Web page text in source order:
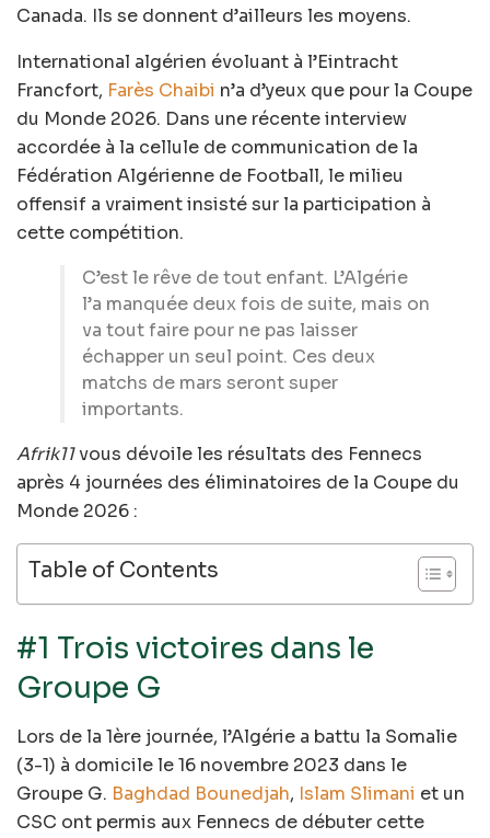
Canada. Ils se donnent d’ailleurs les moyens.
International algérien évoluant à l’Eintracht
Francfort, Farès Chaibi n’a d’yeux que pour la Coupe
du Monde 2026. Dans une récente interview
accordée à la cellule de communication de la
Fédération Algérienne de Football, le milieu
offensif a vraiment insisté sur la participation à
cette compétition.
C’est le rêve de tout enfant. L’Algérie
l’a manquée deux fois de suite, mais on
va tout faire pour ne pas laisser
échapper un seul point. Ces deux
matchs de mars seront super
importants.
Afrik11vous dévoile les résultats des Fennecs
après 4 journées des éliminatoires de la Coupe du
Monde 2026 :
Table of Contents
#1 Trois victoires dans le
Groupe G
Lors de la 1ère journée, l’Algérie a battu la Somalie
(3-1) à domicile le 16 novembre 2023 dans le
Groupe G. Baghdad Bounedjah, Islam Slimani et un
CSC ont permis aux Fennecs de débuter cette